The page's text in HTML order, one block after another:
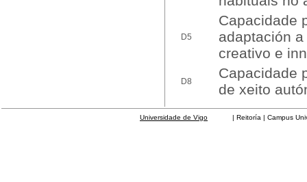
D5
Capacidade
adaptación
creativo e
D8
Capacidade
de xeito
Universidade de Vigo | Reitoría | Campus